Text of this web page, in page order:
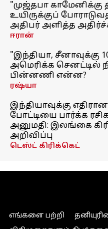
"முஜ்தபா காமேனிக்கு
உயிருக்குப்
அதிபர் அளித்த
ஈரான்
"இந்தியா, சீனாவுக்கு
அமெரிக்க செனட்டில்
பின்னணி என்ன?
ரஷ்யா
இந்தியாவுக்கு
போட்டியை பார்க்க
அனுமதி: இலங்கை
அறிவிப்பு
டெஸ்ட் கிரிக்கெட்
எங்களை பற்றி